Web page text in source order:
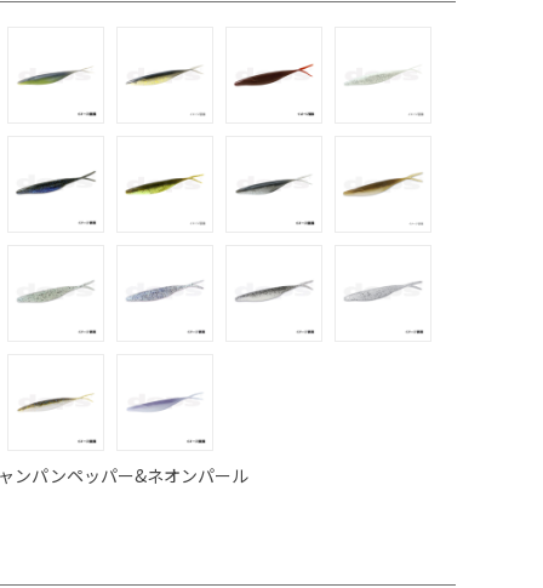
ンパンペッパー&ネオンパール